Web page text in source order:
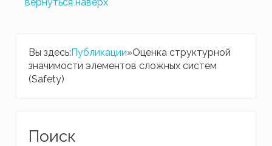
Вы здесь:Публикации»Оценка структурной
значимости элементов сложных систем
(Safety)
Поиск